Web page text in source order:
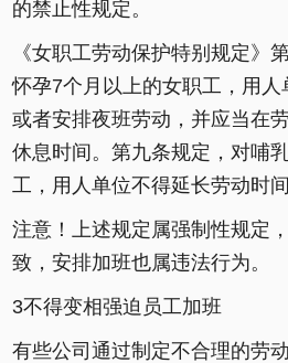
的禁止性规定。
《女职工劳动保护特别规定》
怀孕7个月以上的女职工，用人
或者安排夜班劳动，并应当在
休息时间。第九条规定，对哺
工，用人单位不得延长劳动时
注意！上述规定属强制性规定
致，安排加班也属违法行为。
3不得变相强迫员工加班
有些公司通过制定不合理的劳